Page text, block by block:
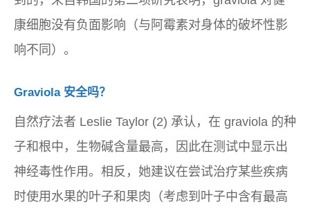
康细胞没有负面影响（与阿霉素对身体的破坏性影
响不同）。
Graviola 安全吗？
自然疗法者 Leslie Taylor (2) 承认，在 graviola 的种
子和根中，生物碱含量最高，因此在测试中显示出
神经毒性作用。相反，她建议在尝试治疗某些疾病
时使用水果的叶子和果肉（考虑到叶子中含有最高